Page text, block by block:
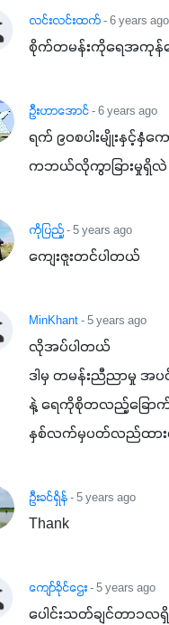
နှံစားသီးနှံများ၊ပဲအမျိုး
အားလုံးမှာ အသုံးပြုနို
မတ်သီးစုံကို သုံးကြပါစို့....
လင်းလင်းထက်- 6 years ago
စိုက်တမန်းကိုရေအကုန်ဖေ
ဦးဟာအောင်- 6 years ago
ရက် ၉၀စပါးမျိုးနှင့်နှံကေ
ကဘယ်လိုကွာခြားမှုရှိလဲ
ကိုပြည့်- 5 years ago
ကျေးဇူးတင်ပါတယ်
MinKhant- 5 years ago
လိုအပ်ပါတယ်
ဒါမှ တမန်းညီညာမှု အ
နဲ့ ရေကိုစိုတလည့်ခြေ
နှစ်လက်မှပတ်လည်ထားပ
ဦးခင်ရှိန်- 5 years ago
Thank
ကျော်ခိုင်ဌေး- 5 years ago
ပေါင်းသတ်ချင်တာ၁လ